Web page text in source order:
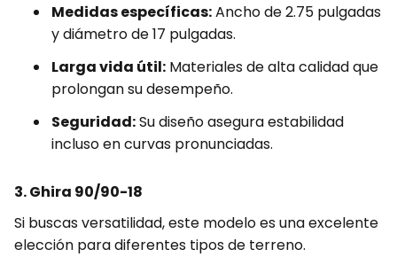
Medidas específicas:Ancho de 2.75 pulgadas
y diámetro de 17 pulgadas.
Larga vida útil: Materiales de alta calidad que
prolongan su desempeño.
Seguridad:Su diseño asegura estabilidad
incluso en curvas pronunciadas.
3. Ghira 90/90-18
Si buscas versatilidad, este modelo es una excelente
elección para diferentes tipos de terreno.